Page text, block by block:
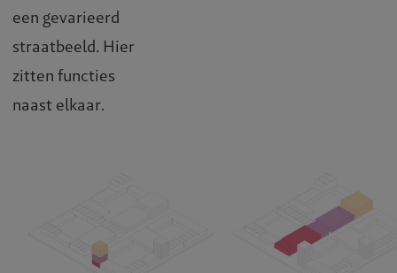
een gevarieerd
straatbeeld. Hier
zitten functies
naast elkaar.